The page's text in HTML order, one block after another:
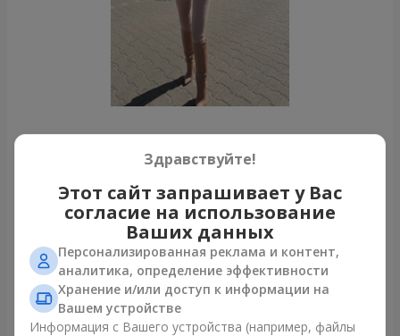
Все фото доставок
Заказать этот товар
Наши клиенты
Здравствуйте!
Этот сайт запрашивает у Вас
согласие на использование
Ваших данных
Персонализированная реклама и контент,
аналитика, определение эффективности
Хранение и/или доступ к информации на
Вашем устройстве
Информация с Вашего устройства (например, файлы